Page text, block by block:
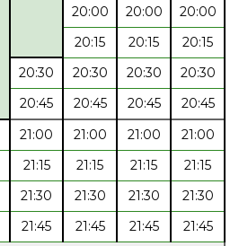
20:00 20:00
20:00
20:15 20:15
20:15
20:30 20:30 20:30
20:30
20:45 20:45 20:45
20:45
21:00 21:00 21:00
21:00
21:15 21:15 21:15
21:15
21:30 21:30 21:30
21:30
21:45 21:45 21:45 21:45